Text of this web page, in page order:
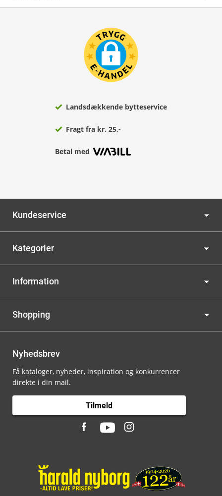
Landsdækkende bytteservice
Fragt fra kr. 25,-
Betal med
Kundeservice
Kategorier
Information
Shopping
Nyhedsbrev
Få kataloger, nyheder, inspiration og konkurrencer
direkte i din mail.
Tilmeld